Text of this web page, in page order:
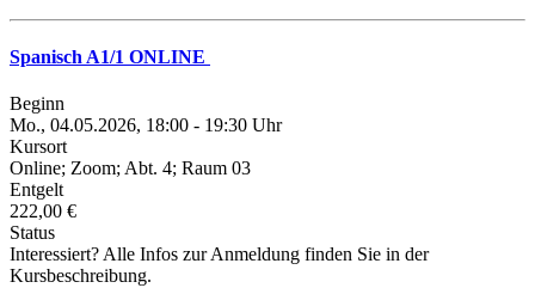
Spanisch A1/1 ONLINE
Beginn
Mo., 04.05.2026, 18:00 - 19:30 Uhr
Kursort
Online; Zoom; Abt. 4; Raum 03
Entgelt
222,00 €
Status
Interessiert? Alle Infos zur Anmeldung finden Sie in der
Kursbeschreibung.